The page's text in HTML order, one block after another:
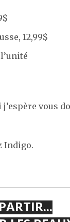
12,99$
vous
Indigo.